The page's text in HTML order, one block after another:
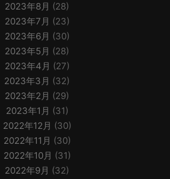
2023年8月 (28)
2023年7月 (23)
2023年6月 (30)
2023年5月 (28)
2023年4月 (27)
2023年3月 (32)
2023年2月 (29)
2023年1月 (31)
2022年12月 (30)
2022年11月 (30)
2022年10月 (31)
2022年9月 (32)